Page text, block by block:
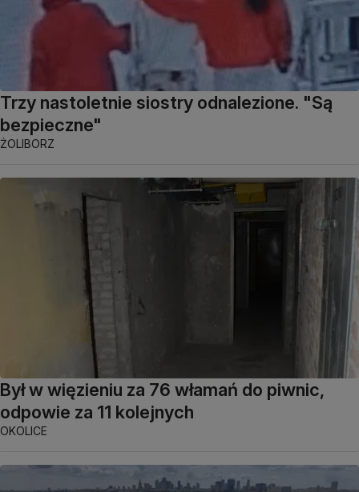
Trzy nastoletnie siostry odnalezione. "Są
bezpieczne"
ŻOLIBORZ
Był w więzieniu za 76 włamań do piwnic,
odpowie za 11 kolejnych
OKOLICE